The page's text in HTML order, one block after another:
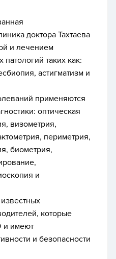
доктора Тахтаева
и лечением
таких как:
астигматизм и
применяются
оптическая
визометрия,
периметрия,
биометрия,
и
которые
и имеют
и безопасности